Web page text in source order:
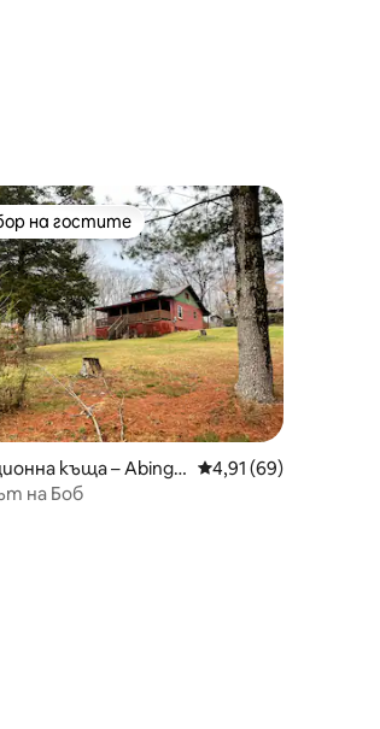
от 5, 141 отзива
избор на гостите
на гостите
къща – Abingd Средна оценка:
4,91 (69)
на Боб